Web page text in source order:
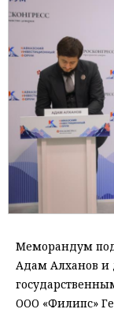
Меморандум
Адам Алханов и
ООО «Филипс»